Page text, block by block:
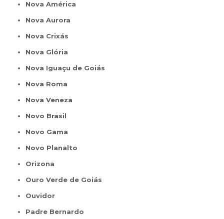
Nova América
Nova Aurora
Nova Crixás
Nova Glória
Nova Iguaçu de Goiás
Nova Roma
Nova Veneza
Novo Brasil
Novo Gama
Novo Planalto
Orizona
Ouro Verde de Goiás
Ouvidor
Padre Bernardo